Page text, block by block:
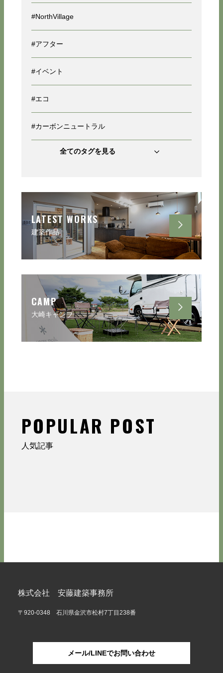
#NorthVillage
#アフター
#イベント
#エコ
#カーボンニュートラル
全てのタグを見る
LATEST WORKS
建築作品
CAMP
大崎キャンプ
POPULAR POST
人気記事
株式会社 安藤建築事務所
〒920-0348 石川県金沢市松村7丁目238番
メール/LINEでお問い合わせ